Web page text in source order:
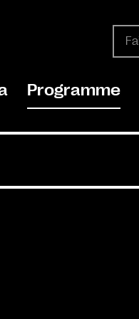
Programme